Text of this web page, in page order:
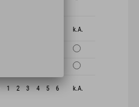
k.A.
1 2 3 4 5 6 k.A.